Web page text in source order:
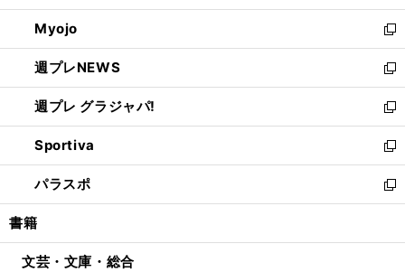
開
く
ウ
で
開
く
ン
ド
ウ
で
開
く
ウ
ィ
ン
ド
ウ
で
開
く
Myojo
新
し
い
ウ
ィ
ン
ド
ウ
で
開
週プレNEWS
新
し
い
ウ
ィ
ン
ド
ウ
開
週プレ グラジャパ!
新
し
い
ウ
ィ
ン
ウ
Sportiva
新
し
い
ウ
ン
パラスポ
新
し
ウ
書籍
文芸・文庫・総合